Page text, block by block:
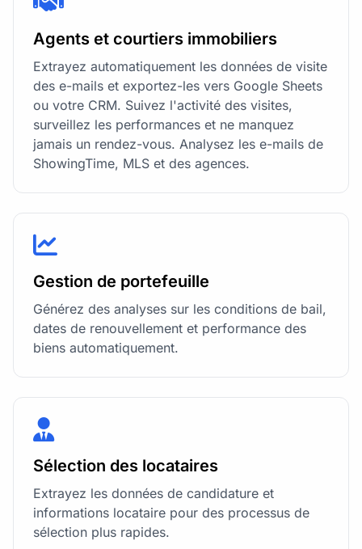
Agents et courtiers immobiliers
Extrayez automatiquement les données de visite
des e-mails et exportez-les vers Google Sheets
ou votre CRM. Suivez l'activité des visites,
surveillez les performances et ne manquez
jamais un rendez-vous. Analysez les e-mails de
ShowingTime, MLS et des agences.
Gestion de portefeuille
Générez des analyses sur les conditions de bail,
dates de renouvellement et performance des
biens automatiquement.
Sélection des locataires
Extrayez les données de candidature et
informations locataire pour des processus de
sélection plus rapides.